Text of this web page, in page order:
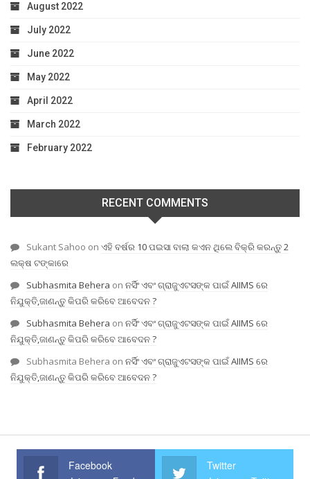
August 2022
July 2022
June 2022
May 2022
April 2022
March 2022
February 2022
RECENT COMMENTS
Sukant Sahoo on ଏହି ବର୍ଷର 10 ପଇସା ବାଲା କଏନ ଥିଲେ ବିକ୍ରି କରନ୍ତୁ 2
ଲକ୍ଷ ଟଙ୍କାରେ
Subhasmita Behera on ନର୍ସିଂ ଏବଂ ଗ୍ରାଜୁଏଟସଙ୍କ ପାଇଁ AIIMS ରେ
ନିଯୁକ୍ତି,ଜାଣନ୍ତୁ କିପରି କରିବେ ଆବେଦନ ?
Subhasmita Behera on ନର୍ସିଂ ଏବଂ ଗ୍ରାଜୁଏଟସଙ୍କ ପାଇଁ AIIMS ରେ
ନିଯୁକ୍ତି,ଜାଣନ୍ତୁ କିପରି କରିବେ ଆବେଦନ ?
Subhasmita Behera on ନର୍ସିଂ ଏବଂ ଗ୍ରାଜୁଏଟସଙ୍କ ପାଇଁ AIIMS ରେ
ନିଯୁକ୍ତି,ଜାଣନ୍ତୁ କିପରି କରିବେ ଆବେଦନ ?
Facebook Twitter